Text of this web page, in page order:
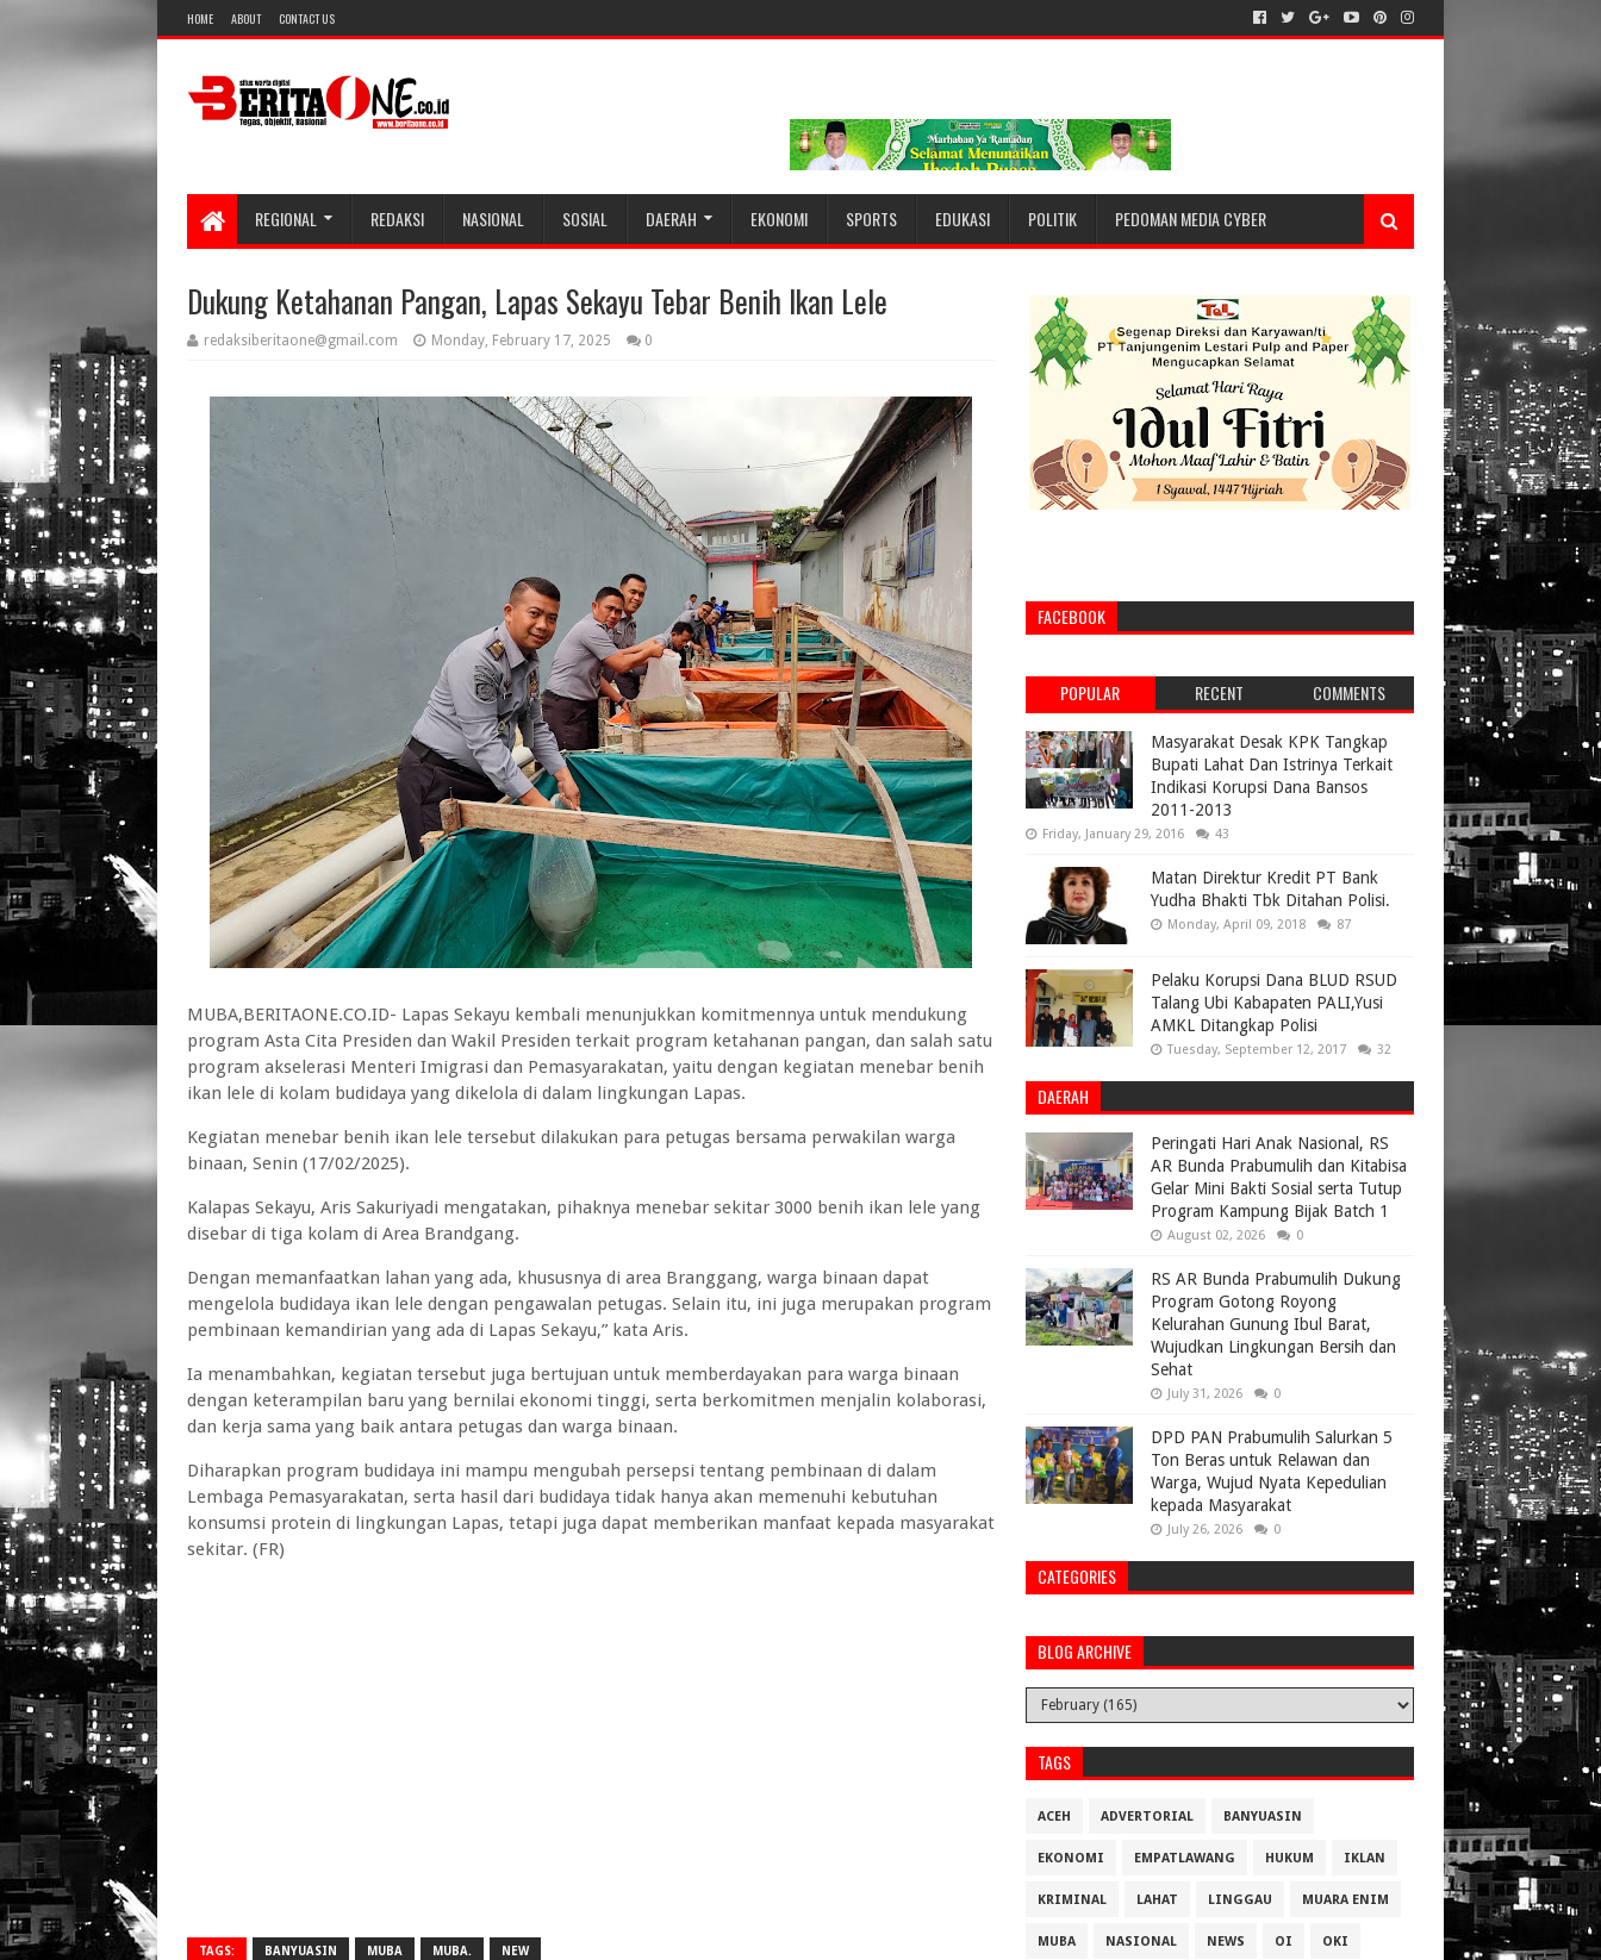
HOME ABOUT CONTACT US
REGIONAL REDAKSI NASIONAL SOSIAL DAERAH EKONOMI SPORTS EDUKASI POLITIK PEDOMAN MEDIA CYBER
Dukung Ketahanan Pangan, Lapas Sekayu Tebar Benih Ikan Lele
redaksiberitaone@gmail.com Monday, February 17, 2025 0
MUBA,BERITAONE.CO.ID- Lapas Sekayu kembali menunjukkan komitmennya untuk mendukung
program Asta Cita Presiden dan Wakil Presiden terkait program ketahanan pangan, dan salah satu
program akselerasi Menteri Imigrasi dan Pemasyarakatan, yaitu dengan kegiatan menebar benih
ikan lele di kolam budidaya yang dikelola di dalam lingkungan Lapas.
Kegiatan menebar benih ikan lele tersebut dilakukan para petugas bersama perwakilan warga
binaan, Senin (17/02/2025).
Kalapas Sekayu, Aris Sakuriyadi mengatakan, pihaknya menebar sekitar 3000 benih ikan lele yang
disebar di tiga kolam di Area Brandgang.
Dengan memanfaatkan lahan yang ada, khususnya di area Branggang, warga binaan dapat
mengelola budidaya ikan lele dengan pengawalan petugas. Selain itu, ini juga merupakan program
pembinaan kemandirian yang ada di Lapas Sekayu,” kata Aris.
Ia menambahkan, kegiatan tersebut juga bertujuan untuk memberdayakan para warga binaan
dengan keterampilan baru yang bernilai ekonomi tinggi, serta berkomitmen menjalin kolaborasi,
dan kerja sama yang baik antara petugas dan warga binaan.
Diharapkan program budidaya ini mampu mengubah persepsi tentang pembinaan di dalam
Lembaga Pemasyarakatan, serta hasil dari budidaya tidak hanya akan memenuhi kebutuhan
konsumsi protein di lingkungan Lapas, tetapi juga dapat memberikan manfaat kepada masyarakat
sekitar. (FR)
TAGS: BANYUASIN MUBA MUBA. NEW
FACEBOOK
POPULAR RECENT COMMENTS
Masyarakat Desak KPK Tangkap
Bupati Lahat Dan Istrinya Terkait
Indikasi Korupsi Dana Bansos
2011-2013
Friday, January 29, 2016 43
Matan Direktur Kredit PT Bank
Yudha Bhakti Tbk Ditahan Polisi.
Monday, April 09, 2018 87
Pelaku Korupsi Dana BLUD RSUD
Talang Ubi Kabapaten PALI,Yusi
AMKL Ditangkap Polisi
Tuesday, September 12, 2017 32
DAERAH
Peringati Hari Anak Nasional, RS
AR Bunda Prabumulih dan Kitabisa
Gelar Mini Bakti Sosial serta Tutup
Program Kampung Bijak Batch 1
August 02, 2026 0
RS AR Bunda Prabumulih Dukung
Program Gotong Royong
Kelurahan Gunung Ibul Barat,
Wujudkan Lingkungan Bersih dan
Sehat
July 31, 2026 0
DPD PAN Prabumulih Salurkan 5
Ton Beras untuk Relawan dan
Warga, Wujud Nyata Kepedulian
kepada Masyarakat
July 26, 2026 0
CATEGORIES
BLOG ARCHIVE
TAGS
ACEH ADVERTORIAL BANYUASIN
EKONOMI EMPATLAWANG HUKUM IKLAN
KRIMINAL LAHAT LINGGAU MUARA ENIM
MUBA NASIONAL NEWS OI OKI